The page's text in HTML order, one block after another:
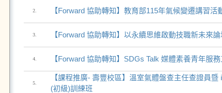
2. 【Forward 協助轉知】教育部115年氣候變遷講習活
3. 【Forward 協助轉知】以永續思維啟動技職新未來
4. 【Forward 協助轉知】SDGs Talk 媒體素養青年服
5.
【課程推廣- 壽豐校區】溫室氣體盤查主任查證員暨
(初級)訓練班